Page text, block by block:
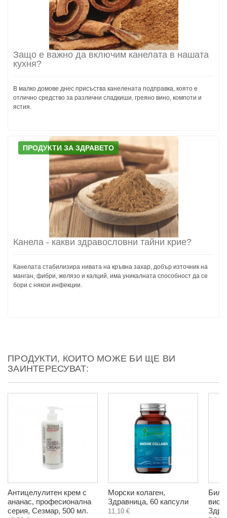
Защо е важно да включим канелата в нашата
кухня?
В малко домове днес присъства канелената подправка, която е
отлично средство за различни сладкиши, греяно вино, компоти и
ястия.
ПРОДУКТИ ЗА ЗДРАВЕТО
Канела - какви здравословни тайни крие?
Канелата стабилизира нивата на кръвна захар, добър източник на
манган, фибри, желязо и калций, има уникалната способност да се
бори с някои инфекции.
ПРОДУКТИ, КОИТО МОЖЕ БИ ЩЕ ВИ
ЗАИНТЕРЕСУВАТ:
Антицелулитен крем с
ананас, професионална
серия, Сезмар, 500 мл.
Морски колаген,
Здравница, 60 капсули
11,10 €